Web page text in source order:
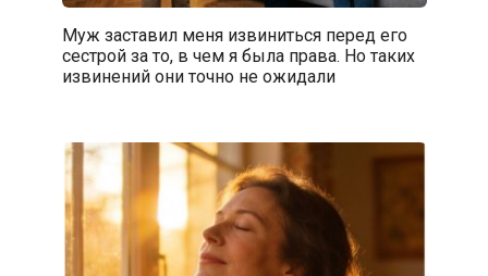
Муж заставил меня извиниться перед его
сестрой за то, в чем я была права. Но таких
извинений они точно не ожидали